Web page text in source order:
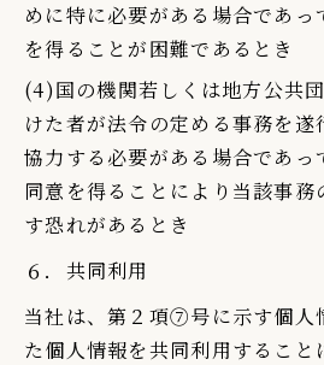
めに特に必要がある場合であっ
を得ることが困難であるとき
(4)国の機関若しくは地方公共
けた者が法令の定める事務を遂
協力する必要がある場合であっ
同意を得ることにより当該事
す恐れがあるとき
６．共同利用
当社は、第２項⑦号に示す個人
た個人情報を共同利用すること